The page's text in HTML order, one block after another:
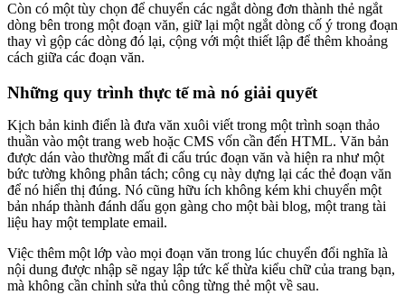
Còn có một tùy chọn để chuyển các ngắt dòng đơn thành thẻ ngắt
dòng bên trong một đoạn văn, giữ lại một ngắt dòng cố ý trong đoạn
thay vì gộp các dòng đó lại, cộng với một thiết lập để thêm khoảng
cách giữa các đoạn văn.
Những quy trình thực tế mà nó giải quyết
Kịch bản kinh điển là đưa văn xuôi viết trong một trình soạn thảo
thuần vào một trang web hoặc CMS vốn cần đến HTML. Văn bản
được dán vào thường mất đi cấu trúc đoạn văn và hiện ra như một
bức tường không phân tách; công cụ này dựng lại các thẻ đoạn văn
để nó hiển thị đúng. Nó cũng hữu ích không kém khi chuyển một
bản nháp thành đánh dấu gọn gàng cho một bài blog, một trang tài
liệu hay một template email.
Việc thêm một lớp vào mọi đoạn văn trong lúc chuyển đổi nghĩa là
nội dung được nhập sẽ ngay lập tức kế thừa kiểu chữ của trang bạn,
mà không cần chỉnh sửa thủ công từng thẻ một về sau.